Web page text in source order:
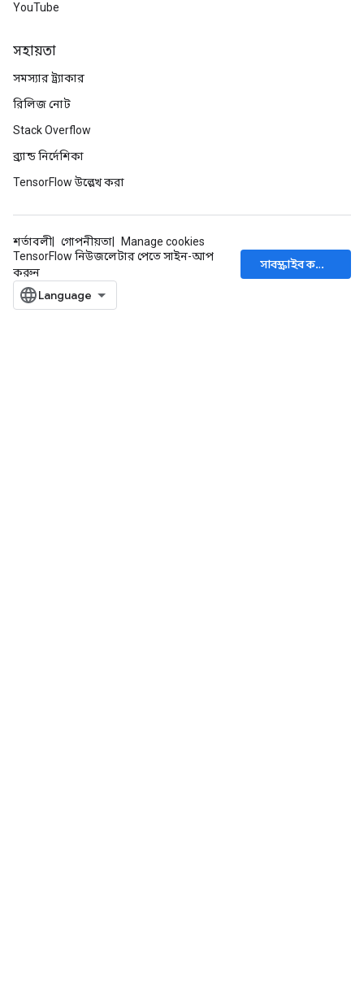
YouTube
সহায়তা
সমস্যার ট্র্যাকার
রিলিজ নোট
Stack Overflow
ব্র্যান্ড নির্দেশিকা
TensorFlow উল্লেখ করা
শর্তাবলী গোপনীয়তা
Manage cookies
TensorFlow নিউজলেটার পেতে সাইন-আপ
করুন
সাবস্ক্রাইব করুন